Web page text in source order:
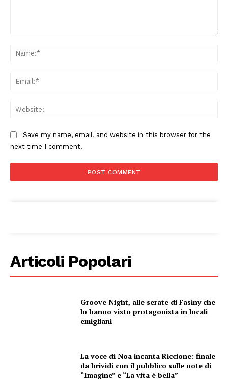
Save my name, email, and website in this browser for the
next time I comment.
Articoli Popolari
Groove Night, alle serate di Fasiny che
lo hanno visto protagonista in locali
emigliani
La voce di Noa incanta Riccione: finale
da brividi con il pubblico sulle note di
“Imagine” e “La vita è bella”